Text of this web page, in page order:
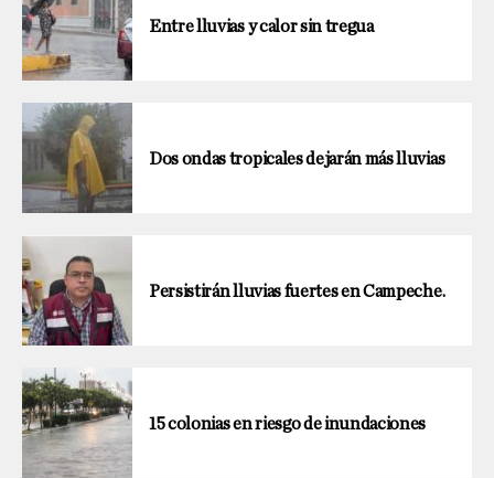
Entre lluvias y calor sin tregua
Dos ondas tropicales dejarán más lluvias
Persistirán lluvias fuertes en Campeche.
15 colonias en riesgo de inundaciones